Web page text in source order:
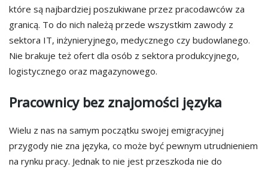
które są najbardziej poszukiwane przez pracodawców za
granicą. To do nich należą przede wszystkim zawody z
sektora IT, inżynieryjnego, medycznego czy budowlanego.
Nie brakuje też ofert dla osób z sektora produkcyjnego,
logistycznego oraz magazynowego.
Pracownicy bez znajomości języka
Wielu z nas na samym początku swojej emigracyjnej
przygody nie zna języka, co może być pewnym utrudnieniem
na rynku pracy. Jednak to nie jest przeszkoda nie do